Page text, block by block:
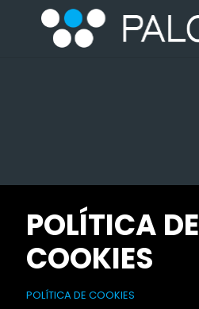
POLÍTICA DE
COOKIES
POLÍTICA DE COOKIES